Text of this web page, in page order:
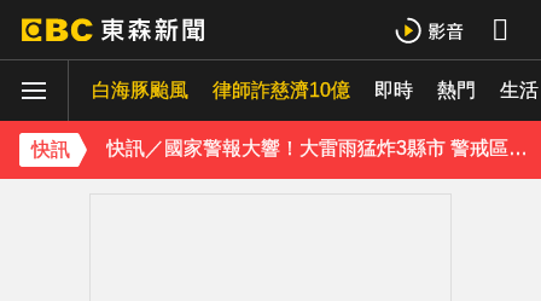
白海豚颱風 律師詐慈濟10億 即時 熱門 生活
快訊
快訊／台北喜來登飯店旁 施工圍籬倒塌壓傷路人
快訊／國家警報大響！大雷雨猛炸3縣市 警戒區域曝
《理財達人秀》X 安聯投信免費講座報名中！搶先卡位 2027